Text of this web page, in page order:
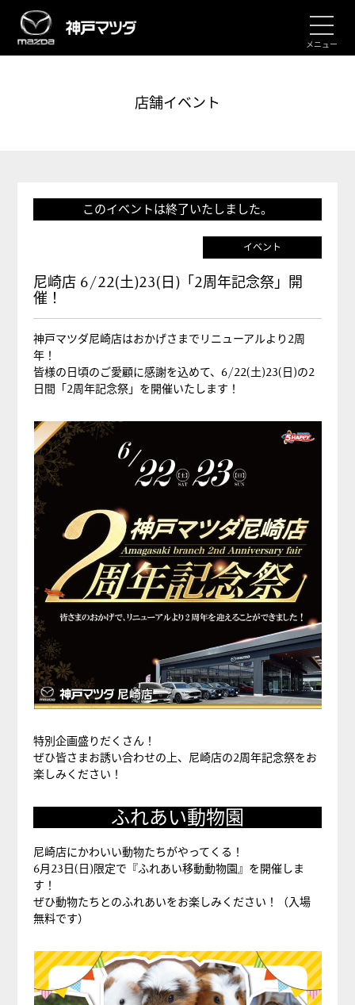
メニュー
店舗イベント
このイベントは終了いたしました。
イベント
尼崎店 6/22(土)23(日)「2周年記念祭」開
催！
神戸マツダ尼崎店はおかげさまでリニューアルより2周
年！
皆様の日頃のご愛顧に感謝を込めて、6/22(土)23(日)の2
日間「2周年記念祭」を開催いたします！
特別企画盛りだくさん！
ぜひ皆さまお誘い合わせの上、尼崎店の2周年記念祭をお
楽しみください！
ふれあい動物園
尼崎店にかわいい動物たちがやってくる！
6月23日(日)限定で『ふれあい移動動物園』を開催しま
す！
ぜひ動物たちとのふれあいをお楽しみください！（入場
無料です）